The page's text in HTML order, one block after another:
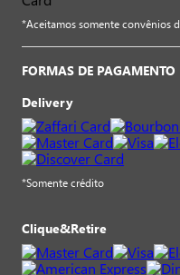
*Aceitamos somente convênios
FORMAS DE
Delivery
*Somente crédito
Clique&Retire